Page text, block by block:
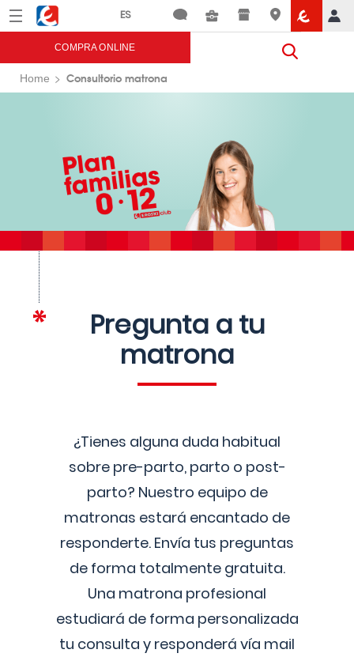
Menú Eroski
COMPRA ONLINE
Home Consultorio matrona
Pregunta a tu
matrona
¿Tienes alguna duda habitual
sobre pre-parto, parto o post-
parto? Nuestro equipo de
matronas estará encantado de
responderte. Envía tus preguntas
de forma totalmente gratuita.
Una matrona profesional
estudiará de forma personalizada
tu consulta y responderá vía mail